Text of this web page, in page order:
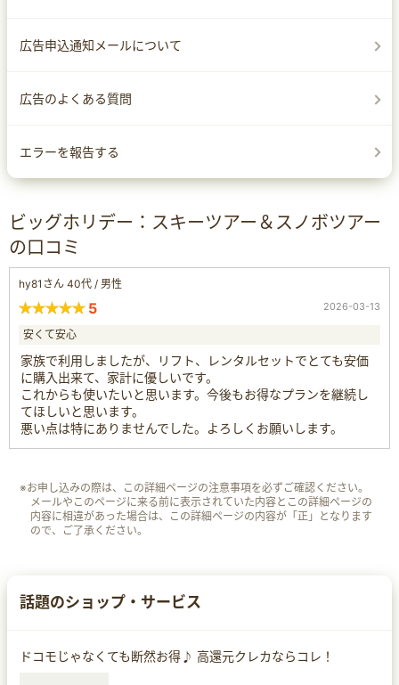
広告申込通知メールについて
広告のよくある質問
エラーを報告する
ビッグホリデー：スキーツアー＆スノボツアー
の口コミ
hy81さん 40代 / 男性
5 2026-03-13
安くて安心
家族で利用しましたが、リフト、レンタルセットでとても安価
に購入出来て、家計に優しいです。
これからも使いたいと思います。今後もお得なプランを継続し
てほしいと思います。
悪い点は特にありませんでした。よろしくお願いします。
※お申し込みの際は、この詳細ページの注意事項を必ずご確認ください。
メールやこのページに来る前に表示されていた内容とこの詳細ページの
内容に相違があった場合は、この詳細ページの内容が「正」となります
ので、ご了承ください。
話題のショップ・サービス
ドコモじゃなくても断然お得♪ 高還元クレカならコレ！